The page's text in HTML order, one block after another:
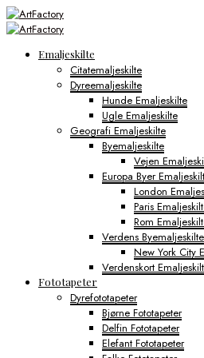
Emaljeskilte
Citatemaljeskilte
Dyreemaljeskilte
Hunde Emaljeskilte
Ugle Emaljeskilte
Geografi Emaljeskilte
Byemaljeskilte
Vejen
Europa Byer
London
Paris
Rom
Verdens Byemaljeskilte
New York City
Verdenskort
Fototapeter
Dyrefototapeter
Bjørne Fototapeter
Delfin Fototapeter
Elefant Fototapeter